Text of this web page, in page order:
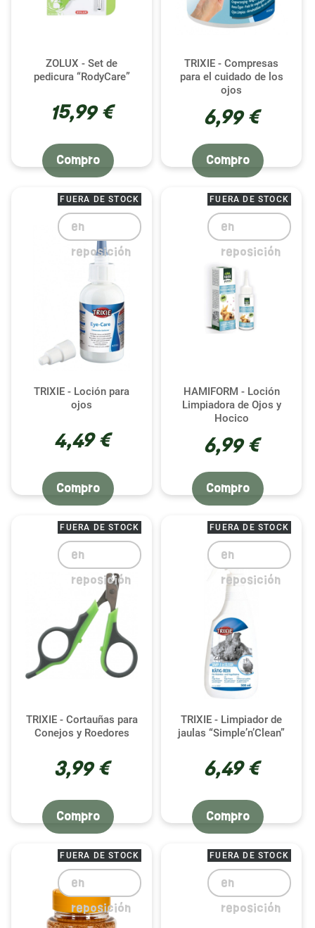
ZOLUX - Set de
pedicura “RodyCare”
15,99 €
Compro
TRIXIE - Compresas
para el cuidado de los
ojos
6,99 €
Compro
TRIXIE - Loción para
ojos
4,49 €
FUERA DE STOCK
en
reposición
Compro
HAMIFORM - Loción
Limpiadora de Ojos y
Hocico
6,99 €
FUERA DE STOCK
en
reposición
Compro
TRIXIE - Cortauñas para
Conejos y Roedores
3,99 €
FUERA DE STOCK
en
reposición
Compro
TRIXIE - Limpiador de
jaulas “Simple’n’Clean”
6,49 €
FUERA DE STOCK
en
reposición
Compro
FUERA DE STOCK
en
reposición
FUERA DE STOCK
en
reposición